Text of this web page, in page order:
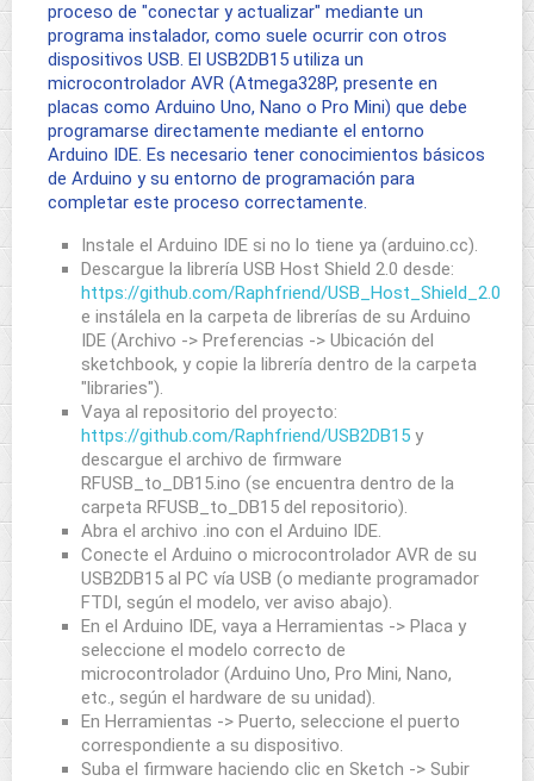
proceso de "conectar y actualizar" mediante un
programa instalador, como suele ocurrir con otros
dispositivos USB. El USB2DB15 utiliza un
microcontrolador AVR (Atmega328P, presente en
placas como Arduino Uno, Nano o Pro Mini) que debe
programarse directamente mediante el entorno
Arduino IDE. Es necesario tener conocimientos básicos
de Arduino y su entorno de programación para
completar este proceso correctamente.
Instale el Arduino IDE si no lo tiene ya (arduino.cc).
Descargue la librería USB Host Shield 2.0 desde:
https://github.com/Raphfriend/USB_Host_Shield_2.0
e instálela en la carpeta de librerías de su Arduino
IDE (Archivo -> Preferencias -> Ubicación del
sketchbook, y copie la librería dentro de la carpeta
"libraries").
Vaya al repositorio del proyecto:
https://github.com/Raphfriend/USB2DB15 y
descargue el archivo de firmware
RFUSB_to_DB15.ino (se encuentra dentro de la
carpeta RFUSB_to_DB15 del repositorio).
Abra el archivo .ino con el Arduino IDE.
Conecte el Arduino o microcontrolador AVR de su
USB2DB15 al PC vía USB (o mediante programador
FTDI, según el modelo, ver aviso abajo).
En el Arduino IDE, vaya a Herramientas -> Placa y
seleccione el modelo correcto de
microcontrolador (Arduino Uno, Pro Mini, Nano,
etc., según el hardware de su unidad).
En Herramientas -> Puerto, seleccione el puerto
correspondiente a su dispositivo.
Suba el firmware haciendo clic en Sketch -> Subir